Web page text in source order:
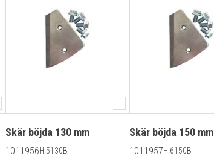
Skär böjda 130 mm
1011956HI5130B
Skär böjda 150 mm
1011957HI6150B